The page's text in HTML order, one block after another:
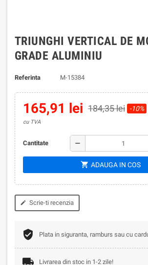
TRIUNGHI VERTICAL DE
GRADE ALUMINIU
Referinta M-15384
165,91 lei 184,35 lei -10%
cu TVA
Cantitate remove
shopping_cart ADAUGA IN COS
edit Scrie-ti recenzia
Plata in siguranta, ramburs sau cu
Livrarea din stoc in 1-2 zile!